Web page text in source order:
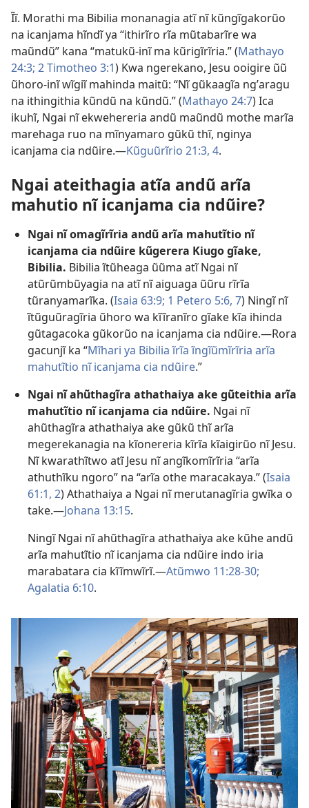
Ĩĩ. Morathi ma Bibilia monanagia atĩ nĩ kũngĩgakorũo
na icanjama hĩndĩ ya “ithirĩro rĩa mũtabarĩre wa
maũndũ” kana “matukũ-inĩ ma kũrigĩrĩria.” (Mathayo
24:3; 2 Timotheo 3:1) Kwa ngerekano, Jesu ooigire ũũ
ũhoro-inĩ wĩgiĩ mahinda maitũ: “Nĩ gũkaagĩa ngʼaragu
na ithingithia kũndũ na kũndũ.” (Mathayo 24:7) Ica
ikuhĩ, Ngai nĩ ekwehereria andũ maũndũ mothe marĩa
marehaga ruo na mĩnyamaro gũkũ thĩ, nginya
icanjama cia ndũire.—Kũguũrĩrio 21:3, 4.
Ngai ateithagia atĩa andũ arĩa
mahutio nĩ icanjama cia ndũire?
Ngai nĩ omagĩrĩria andũ arĩa mahutĩtio nĩ
icanjama cia ndũire kũgerera Kiugo gĩake,
Bibilia. Bibilia ĩtũheaga ũũma atĩ Ngai nĩ
atũrũmbũyagia na atĩ nĩ aiguaga ũũru rĩrĩa
tũranyamarĩka. (Isaia 63:9; 1 Petero 5:6, 7) Ningĩ nĩ
ĩtũguũragĩria ũhoro wa kĩĩranĩro gĩake kĩa ihinda
gũtagacoka gũkorũo na icanjama cia ndũire.—Rora
gacunjĩ ka “Mĩhari ya Bibilia ĩrĩa ĩngĩũmĩrĩria arĩa
mahutĩtio nĩ icanjama cia ndũire.”
Ngai nĩ ahũthagĩra athathaiya ake gũteithia arĩa
mahutĩtio nĩ icanjama cia ndũire. Ngai nĩ
ahũthagĩra athathaiya ake gũkũ thĩ arĩa
megerekanagia na kĩonereria kĩrĩa kĩaigirũo nĩ Jesu.
Nĩ kwarathĩtwo atĩ Jesu nĩ angĩkomĩrĩria “arĩa
athuthĩku ngoro” na “arĩa othe maracakaya.” (Isaia
61:1, 2) Athathaiya a Ngai nĩ merutanagĩria gwĩka o
take.—Johana 13:15.
Ningĩ Ngai nĩ ahũthagĩra athathaiya ake kũhe andũ
arĩa mahutĩtio nĩ icanjama cia ndũire indo iria
marabatara cia kĩĩmwĩrĩ.—Atũmwo 11:28-30;
Agalatia 6:10.